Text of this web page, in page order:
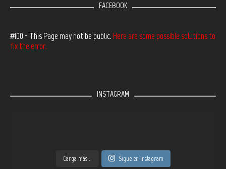
FACEBOOK
#100 - This Page may not be public. Here are some possible solutions to
fix the error.
INSTAGRAM
Carga más... Sigue en Instagram